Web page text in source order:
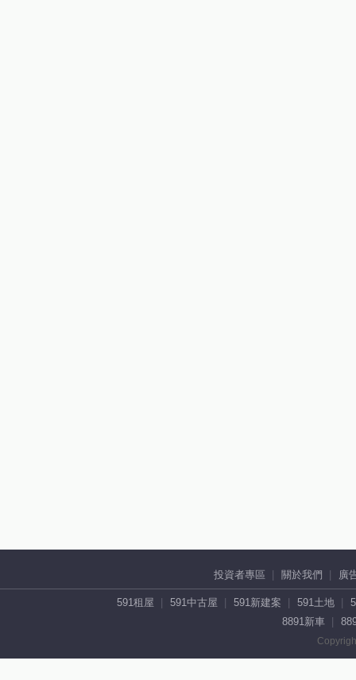
投資者專區 關於我們 廣
591租屋 591中古屋 591新建案 591土地
8891新車